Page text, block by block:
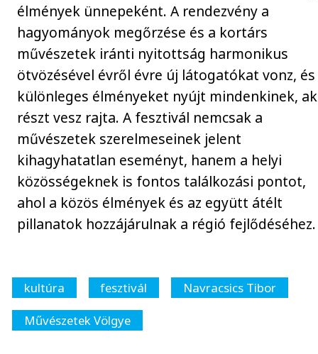
élmények ünnepeként. A rendezvény a
hagyományok megőrzése és a kortárs
művészetek iránti nyitottság harmonikus
ötvözésével évről évre új látogatókat vonz, és
különleges élményeket nyújt mindenkinek,
részt vesz rajta. A fesztivál nemcsak a
művészetek szerelmeseinek jelent
kihagyhatatlan eseményt, hanem a helyi
közösségeknek is fontos találkozási pontot,
ahol a közös élmények és az együtt átélt
pillanatok hozzájárulnak a régió fejlődéséhez.
kultúra fesztivál
Navracsics Tibor
Művészetek Völgye